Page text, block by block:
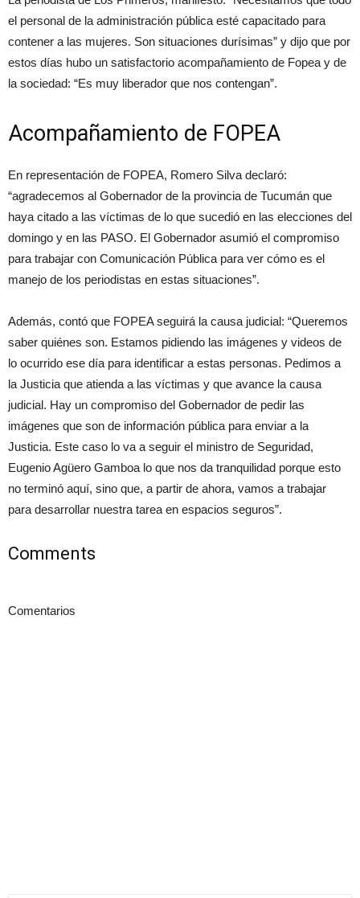
el personal de la administración pública esté capacitado para
contener a las mujeres. Son situaciones durísimas” y dijo que por
estos días hubo un satisfactorio acompañamiento de Fopea y de
la sociedad: “Es muy liberador que nos contengan”.
Acompañamiento de FOPEA
En representación de FOPEA, Romero Silva declaró:
“agradecemos al Gobernador de la provincia de Tucumán que
haya citado a las víctimas de lo que sucedió en las elecciones del
domingo y en las PASO. El Gobernador asumió el compromiso
para trabajar con Comunicación Pública para ver cómo es el
manejo de los periodistas en estas situaciones”.
Además, contó que FOPEA seguirá la causa judicial: “Queremos
saber quiénes son. Estamos pidiendo las imágenes y videos de
lo ocurrido ese día para identificar a estas personas. Pedimos a
la Justicia que atienda a las víctimas y que avance la causa
judicial. Hay un compromiso del Gobernador de pedir las
imágenes que son de información pública para enviar a la
Justicia. Este caso lo va a seguir el ministro de Seguridad,
Eugenio Agüero Gamboa lo que nos da tranquilidad porque esto
no terminó aquí, sino que, a partir de ahora, vamos a trabajar
para desarrollar nuestra tarea en espacios seguros”.
Comments
Comentarios